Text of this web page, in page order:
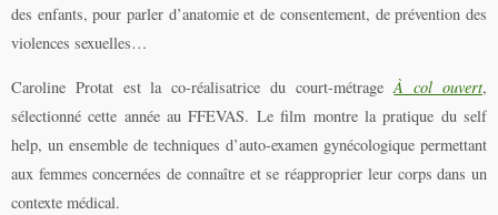
des enfants, pour parler d’anatomie et de consentement, de prévention des
violences sexuelles…
Caroline Protat est la co-réalisatrice du court-métrageÀ col ouvert,
sélectionné cette année au FFEVAS. Le film montre la pratique du self
help, un ensemble de techniques d’auto-examen gynécologique permettant
aux femmes concernées de connaître et se réapproprier leur corps dans un
contexte médical.